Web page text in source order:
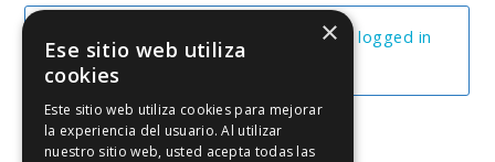
You cannot view this unit as you're not logged in
yet.
×
Ese sitio web utiliza
cookies
Este sitio web utiliza cookies para mejorar
la experiencia del usuario. Al utilizar
nuestro sitio web, usted acepta todas las